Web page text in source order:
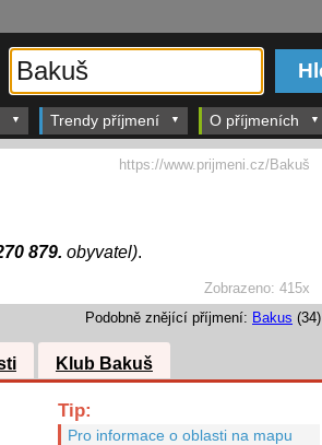
Trendy příjmení O příjmeních
Zobrazeno:415x
879. obyvatel).
https://www.prijmeni.cz/Bakuš
Podobně znějící příjmení: Bakus (34)
Klub Bakuš
Tip:
Pro informace o oblasti na mapu